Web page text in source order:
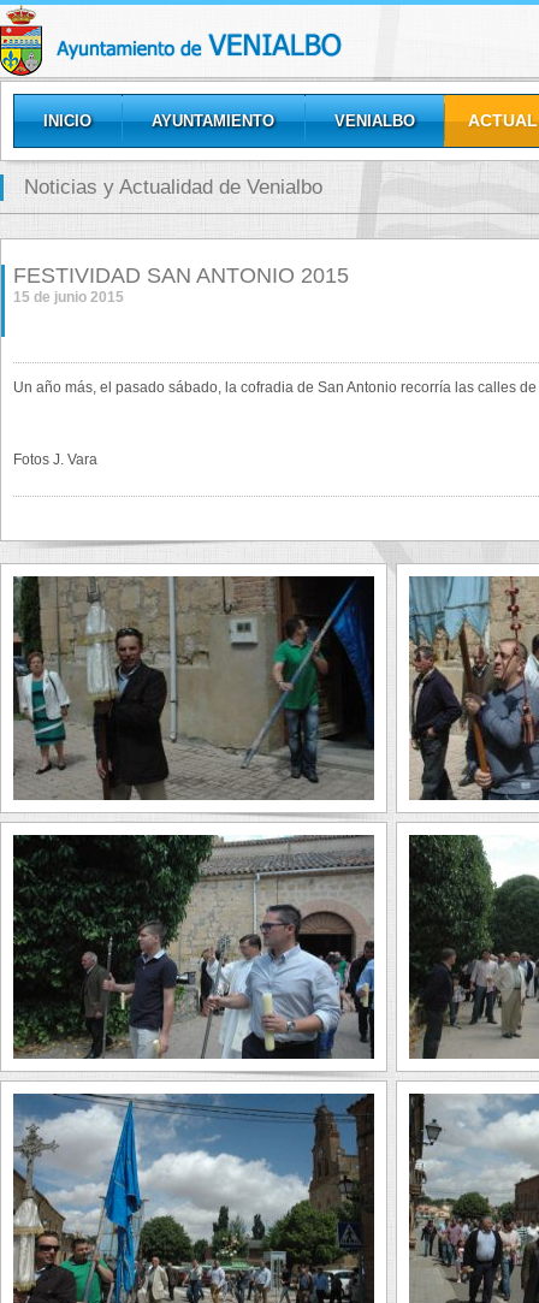
INICIO AYUNTAMIENTO VENIALBO
GALERÍAS
Noticias y Actualidad de Venialbo
FESTIVIDAD SAN ANTONIO 2015
15 de junio 2015
Un año más, el pasado sábado, la cofradia de San Antonio recorría las calles
Fotos J. Vara